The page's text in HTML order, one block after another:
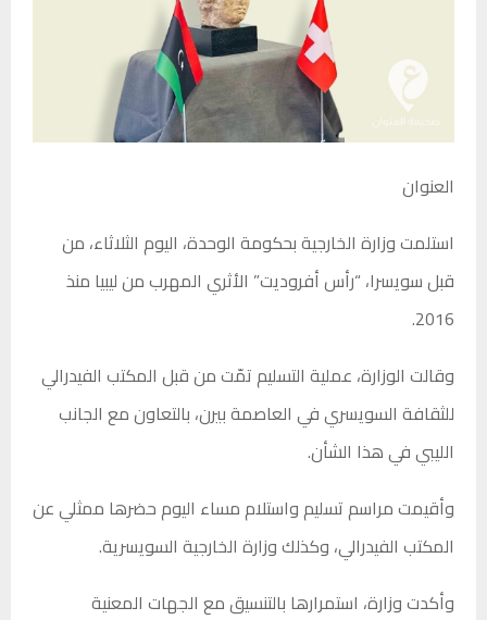
العنوان
استلمت وزارة الخارجية بحكومة الوحدة، اليوم الثلاثاء، من
قبل سويسرا، “رأس أفروديت” الأثري المهرب من ليبيا منذ
2016.
وقالت الوزارة، عملية التسليم تمّت من قبل المكتب الفيدرالي
للثقافة السويسري في العاصمة بيرن، بالتعاون مع الجانب
الليبي في هذا الشأن.
وأقيمت مراسم تسليم واستلام مساء اليوم حضرها ممثلي عن
المكتب الفيدرالي، وكذلك وزارة الخارجية السويسرية.
وأكدت وزارة، استمرارها بالتنسيق مع الجهات المعنية